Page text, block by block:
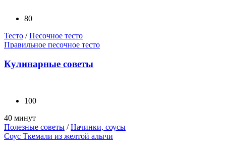
80
Тесто /Песочное тесто
Правильное песочное тесто
Кулинарные советы
100
40 минут
Полезные советы /Начинки, соусы
Соус Ткемали из желтой алычи